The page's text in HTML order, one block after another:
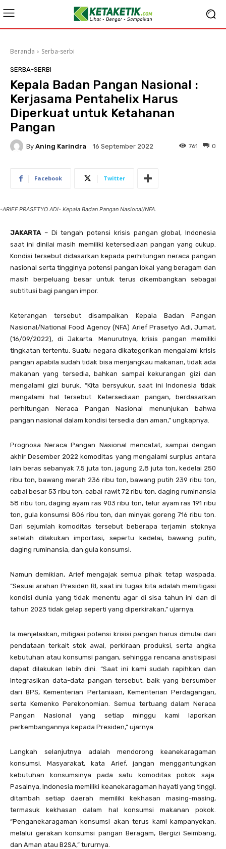
Beranda Serba-serbi
SERBA-SERBI
Kepala Badan Pangan Nasional :
Kerjasama Pentahelix Harus
Diperkuat untuk Ketahanan
Pangan
By Aning Karindra 16 September 2022 0
761
Facebook Twitter
-ARIEF PRASETYO ADI- Kepala Badan Pangan Nasional/NFA.
JAKARTA– Di tengah potensi krisis pangan global, Indonesia
saat ini dinilai masih memiliki ketersediaan pangan yang cukup.
Kondisi tersebut didasarkan kepada perhitungan neraca pangan
nasional serta tingginya potensi pangan lokal yang beragam dan
masih berpeluang besar untuk terus dikembangkan sebagai
subtitusi bagi pangan impor.
Keterangan tersebut disampaikan Kepala Badan Pangan
Nasional/National Food Agency (NFA) Arief Prasetyo Adi, Jumat,
(16/09/2022), di Jakarta. Menurutnya, krisis pangan memiliki
tingkatan tertentu. Suatu negara dikategorikan mengalami krisis
pangan apabila sudah tidak bisa menjangkau makanan, tidak ada
makanan yang tersedia, bahkan sampai kekurangan gizi dan
mengalami gizi buruk. “Kita bersyukur, saat ini Indonesia tidak
mengalami hal tersebut. Ketersediaan pangan, berdasarkan
perhitungan Neraca Pangan Nasional menunjukan bahwa
pangan nasional dalam kondisi tersedia dan aman,” ungkapnya.
Prognosa Neraca Pangan Nasional mencatat, sampai dengan
akhir Desember 2022 komoditas yang mengalami surplus antara
lain beras sebanyak 7,5 juta ton, jagung 2,8 juta ton, kedelai 250
ribu ton, bawang merah 236 ribu ton, bawang putih 239 ribu ton,
cabai besar 53 ribu ton, cabai rawit 72 ribu ton, daging ruminansia
58 ribu ton, daging ayam ras 903 ribu ton, telur ayam ras 191 ribu
ton, gula konsumsi 806 ribu ton, dan minyak goreng 716 ribu ton.
Dari sejumlah komoditas tersebut beberapa terjamin stoknya
setelah dilakukan importasi, sepertu kedelai, bawang putih,
daging ruminansia, dan gula konsumsi.
Namun demikian, Arief mengajak semua pihak tetap waspada.
“Sesuai arahan Presiden RI, saat ini tugas kita adalah memitigasi
kondisi dunia yang tidak menentu agar di sisa tahun ini dan di
tahun 2023 tidak gelap seperti yang diperkirakan,” ujarnya.
Ia menjelaskan, mitigasi potensi krisisi pangan harus dimulai dari
pendataan terkait stok awal, perkiraan produksi, serta angka
kebutuhan atau konsumsi pangan, sehingga rencana anstisipasi
dapat dilakukan lebih dini. “Saat ini kami sudah rapihkan dan
integrasikan data-data pangan tersebut, baik yang bersumber
dari BPS, Kementerian Pertaniaan, Kementerian Perdagangan,
serta Kemenko Perekonomian. Semua tertuang dalam Neraca
Pangan Nasional yang setiap minggu kami laporkan
perkembangannya kepada Presiden,” ujarnya.
Langkah selanjutnya adalah mendorong keanekaragaman
konsumsi. Masyarakat, kata Arief, jangan menggantungkan
kebutuhan konsumsinya pada satu komoditas pokok saja.
Pasalnya, Indonesia memiliki keanekaragaman hayati yang tinggi,
ditambah setiap daerah memiliki kekhasan masing-masing,
termasuk kekhasan dalam hal konsumsi makanan pokok.
“Penganekaragaman konsumsi akan terus kami kampanyekan,
melalui gerakan konsumsi pangan Beragam, Bergizi Seimbang,
dan Aman atau B2SA,” tururnya.